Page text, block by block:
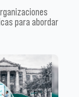
para abordar